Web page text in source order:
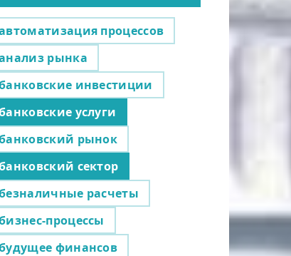
процессов
рынка
инвестиции
услуги
рынок
сектор
расчеты
процессы
финансов